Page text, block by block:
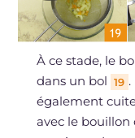
À ce stade, le
dans un bol 19
également
avec le